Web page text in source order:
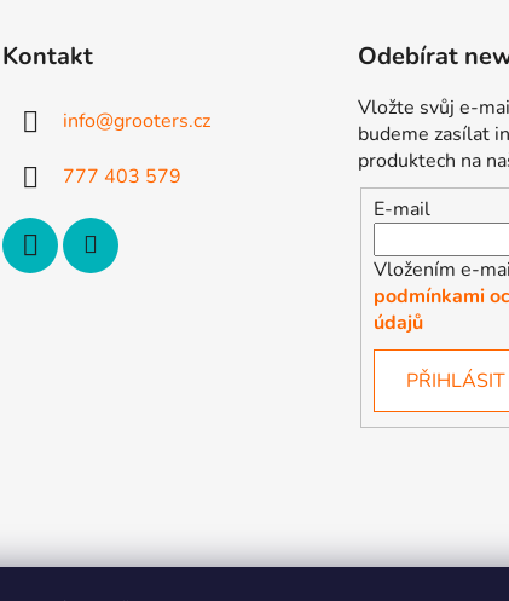
Kontakt
info@grooters.cz
777 403 579
Odebírat
Vložte svůj e-
budeme zasílat
produktech na
E-mail
Vložením e-
podmínkami
údajů
PŘIHLÁSIT